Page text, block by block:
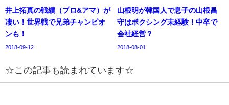
井上拓真の戦績（プロ&アマ）が
凄い！世界戦で兄弟チャンピオ
ンも！
2018-09-12
山根明が韓国人で息子の山根昌
守はボクシング未経験！中卒で
会社経営？
2018-08-01
☆この記事も読まれています☆